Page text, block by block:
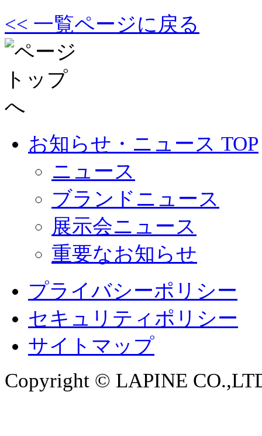
<< 一覧ページに戻る
お知らせ・ニュース TOP
ニュース
ブランドニュース
展示会ニュース
重要なお知らせ
プライバシーポリシー
セキュリティポリシー
サイトマップ
Copyright © LAPINE